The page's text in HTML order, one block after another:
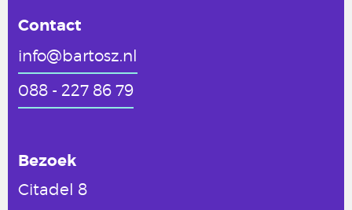
Contact
info@bartosz.nl
088 - 227 86 79
Bezoek
Citadel 8